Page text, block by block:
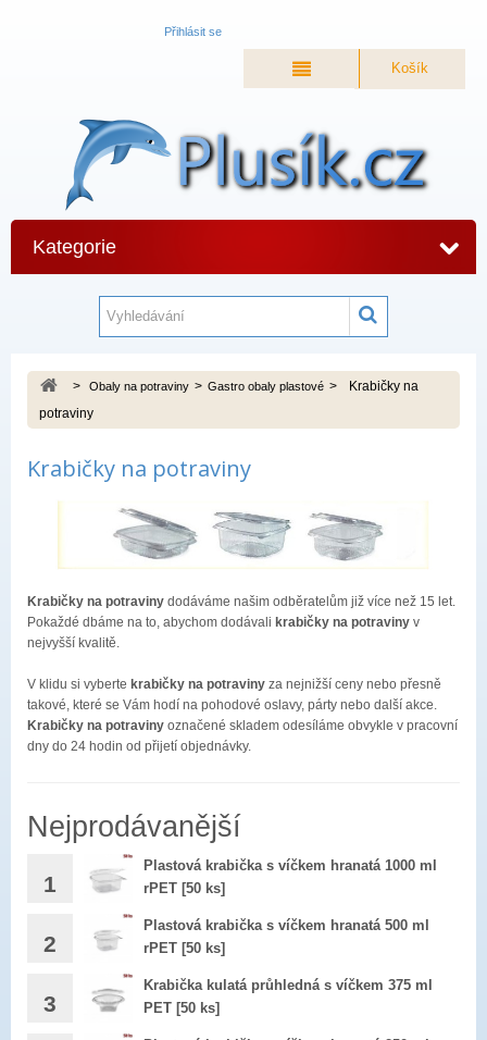
Košík
Přihlásit se
Kategorie
> Obaly na potraviny > Gastro obaly plastové >
Krabičky na
potraviny
Krabičky na potraviny
Krabičky na potraviny dodáváme našim odběratelům již více než 15 let.
Pokaždé dbáme na to, abychom dodávali krabičky na potraviny v
nejvyšší kvalitě.
V klidu si vyberte krabičky na potraviny za nejnižší ceny nebo přesně
takové, které se Vám hodí na pohodové oslavy, párty nebo další akce.
Krabičky na potraviny označené skladem odesíláme obvykle v pracovní
dny do 24 hodin od přijetí objednávky.
Nejprodávanější
1
Plastová krabička s víčkem hranatá 1000 ml
rPET [50 ks]
2
Plastová krabička s víčkem hranatá 500 ml
rPET [50 ks]
3
Krabička kulatá průhledná s víčkem 375 ml
PET [50 ks]